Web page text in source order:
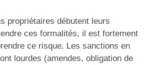
propriétaires débutent leurs
ces formalités, il est fortement
ce risque. Les sanctions en
lourdes (amendes, obligation de